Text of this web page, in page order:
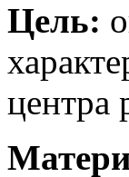
Цель:
центра